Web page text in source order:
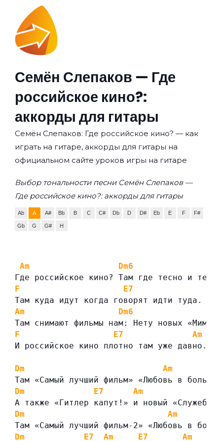
Семён Слепаков — Где
российское кино?:
аккорды для гитары
Семён Слепаков: Где российское кино? — как
играть на гитаре, аккорды для гитары на
официальном сайте уроков игры на гитаре
Выбор тональности песни Семён Слепаков —
Где российское кино?: аккорды для гитары
Ab A A# Bb B C C# Db D D# Eb E F F#
Gb G G# H
Am
Dm6
Где российское кино? Там где тесно и
F
E7
Там куда идут когда говорят идти туда.
Am
Dm6
Там снимают фильмы нам: Нету новых
F
E7
Am
И российское кино плотно там уже давно.
Dm
Am
Там «Самый лучший фильм» «Любовь в
Dm
E7
Am
А также «Гитлер капут!» и новый
Dm
Am
Там «Самый лучший фильм-2» «Любовь в
Dm
E7 Am E7
Am